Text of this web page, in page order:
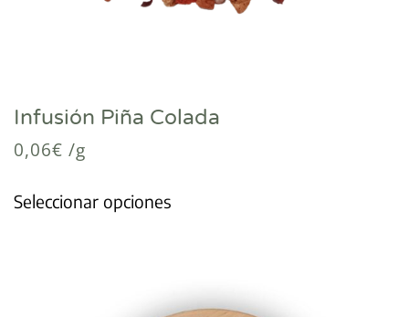
Infusión Piña Colada
0,06€ /g
Seleccionar opciones